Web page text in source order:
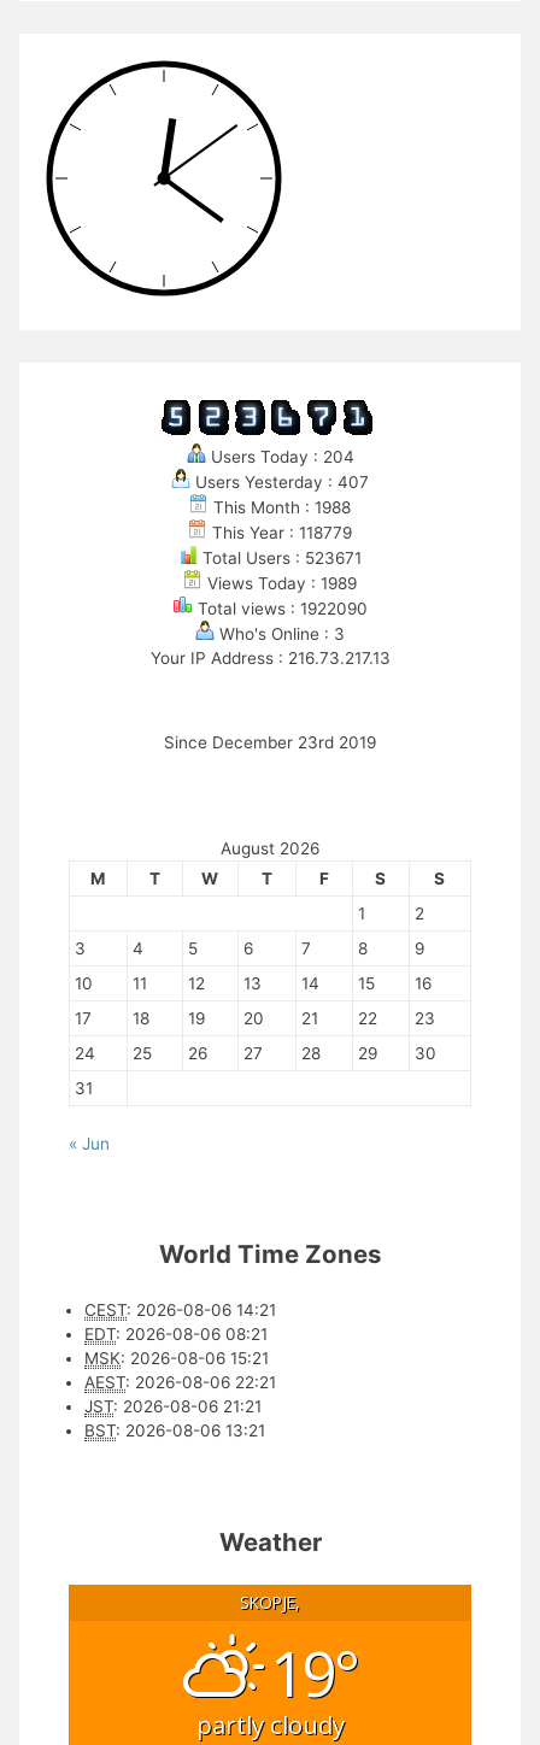
Users Today : 204
Users Yesterday : 407
This Month : 1988
This Year : 118779
Total Users : 523671
Views Today : 1989
Total views : 1922090
Who's Online : 3
Your IP Address : 216.73.217.13
Since December 23rd 2019
August 2026
M
T W T F S
S
1
2
3
4 5 6 7 8
9
10
11 12 13 14 15
16
17
18 19 20 21 22
23
24
25 26 27 28 29
30
31
« Jun
World Time Zones
CEST: 2026-08-06 14:21
EDT: 2026-08-06 08:21
MSK: 2026-08-06 15:21
AEST: 2026-08-06 22:21
JST: 2026-08-06 21:21
BST: 2026-08-06 13:21
Weather
SKOPJE,
19°
partly cloudy